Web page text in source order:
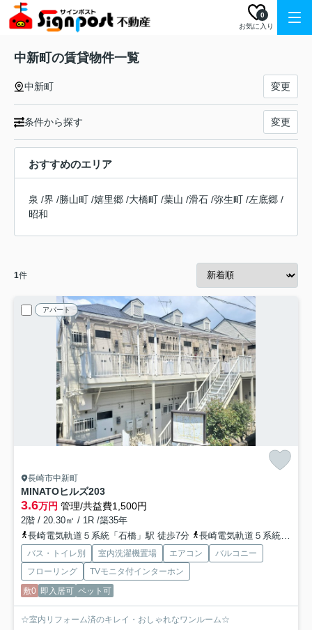
お気に入り
0
中新町の賃貸物件一覧
中新町 変更
条件から探す 変更
おすすめのエリア
泉 /界 /勝山町 /嬉里郷 /大橋町 /葉山 /滑石 /弥生町 /左底郷 /
昭和
1件
アパート
長崎市中新町
MINATOヒルズ203
3.6万円 管理/共益費1,500円
2階 / 20.30㎡ / 1R /築35年
長崎電気軌道５系統「石橋」駅 徒歩7分
長崎電気軌道５系統「大浦天主堂」駅 徒歩11分
バス・トイレ別 室内洗濯機置場 エアコン
バルコニー
フローリング
TVモニタ付インターホン
敷0 即入居可 ペット可
☆室内リフォーム済のキレイ・おしゃれなワンルーム☆